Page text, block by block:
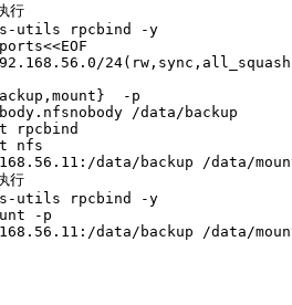
行
utils rpcbind -y
-p
/data/backup
rpcbind
nfs
data/backup /data/
行
utils rpcbind -y
-p
data/backup /data/